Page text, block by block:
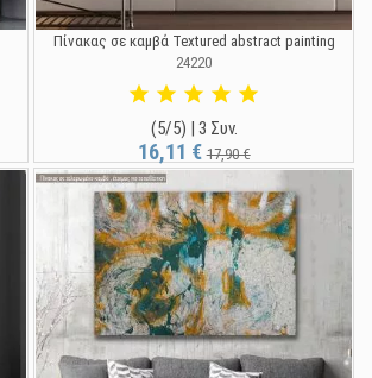
Πίνακας σε καμβά Textured abstract painting
24220
(5/5) | 3 Συν.
16,11 €17,90 €